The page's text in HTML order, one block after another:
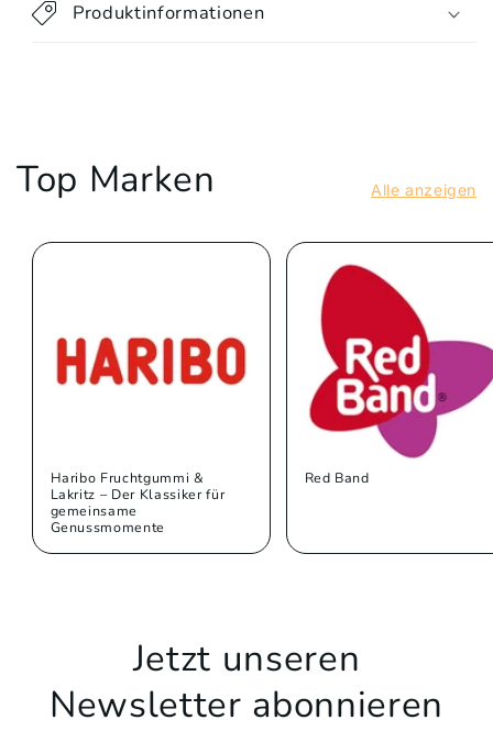
Produktinformationen
Top Marken Alle anzeigen
Haribo Fruchtgummi &
Lakritz – Der Klassiker für
gemeinsame
Genussmomente
Red Band
Jetzt unseren
Newsletter abonnieren